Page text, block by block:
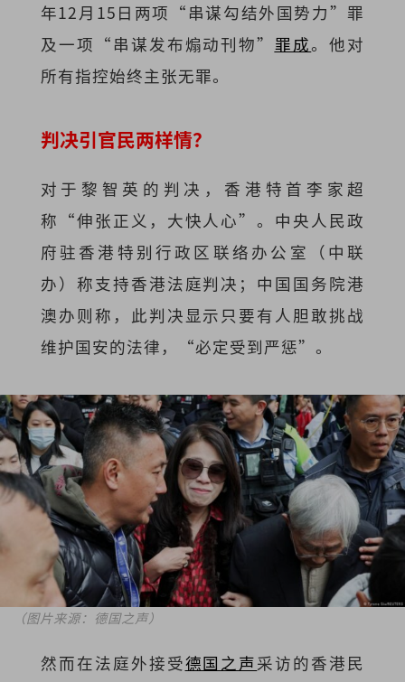
年12月15日两项“串谋勾结外国势力”罪
及一项“串谋发布煽动刊物” 罪成。他对
所有指控始终主张无罪。
判决引官民两样情？
对于黎智英的判决，香港特首李家超
称“伸张正义，大快人心”。中央人民政
府驻香港特别行政区联络办公室（中联
办）称支持香港法庭判决；中国国务院港
澳办则称，此判决显示只要有人胆敢挑战
维护国安的法律，“必定受到严惩”。
（图片来源：德国之声）
然而在法庭外接受德国之声采访的香港民